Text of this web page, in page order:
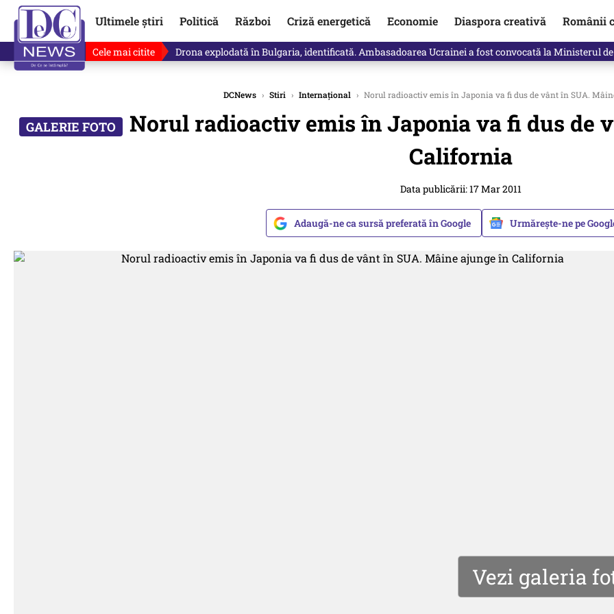
Ultimele știri Politică Război Criză energetică Economie Diaspora creativă Românii
Cele mai citite Horoscop 8 august 2026. Astrolog Daniela Simulescu, previziunile pentru toate zodiile
DCNews › Stiri › Internațional › Norul radioactiv emis în Japonia va fi dus de vânt în SUA.
Norul radioactiv emis în Japonia va fi dus de
California
Data publicării: 17 Mar 2011
Adaugă-ne ca sursă preferată în Google Urmărește-ne pe
Vezi galeria